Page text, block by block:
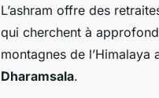
L’ashram offre des
qui cherchent à
montagnes de
Dharamsala.